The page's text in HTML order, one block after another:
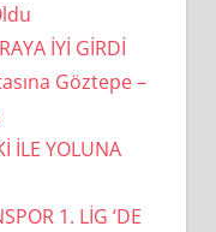
İYİ GİRDİ
Göztepe –
İLE YOLUNA
1. LİG ‘DE